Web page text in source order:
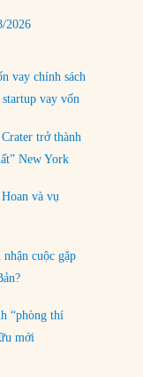
2026
vay chính sách
vay vốn
trở thành
New York
và vụ
cuộc gặp
“phòng thí
mới